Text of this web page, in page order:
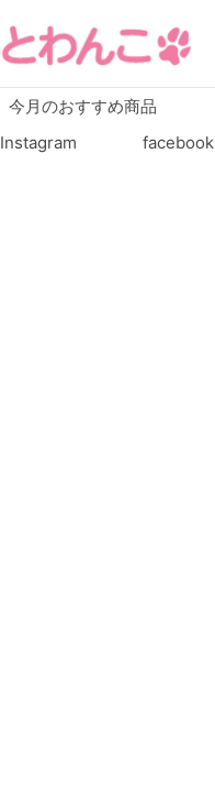
今月のおすすめ商品
Instagram facebook